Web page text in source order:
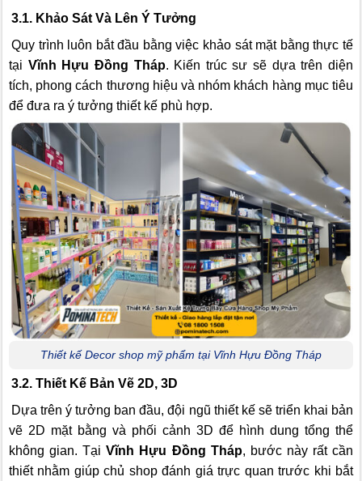
3.1. Khảo Sát Và Lên Ý Tưởng
Quy trình luôn bắt đầu bằng việc khảo sát mặt bằng thực tế
tại Vĩnh Hựu Đồng Tháp. Kiến trúc sư sẽ dựa trên diện
tích, phong cách thương hiệu và nhóm khách hàng mục tiêu
để đưa ra ý tưởng thiết kế phù hợp.
Thiết kế Decor shop mỹ phẩm tại Vĩnh Hựu Đồng Tháp
3.2. Thiết Kế Bản Vẽ 2D, 3D
Dựa trên ý tưởng ban đầu, đội ngũ thiết kế sẽ triển khai bản
vẽ 2D mặt bằng và phối cảnh 3D để hình dung tổng thể
không gian. TạiVĩnh Hựu Đồng Tháp, bước này rất cần
thiết nhằm giúp chủ shop đánh giá trực quan trước khi bắt